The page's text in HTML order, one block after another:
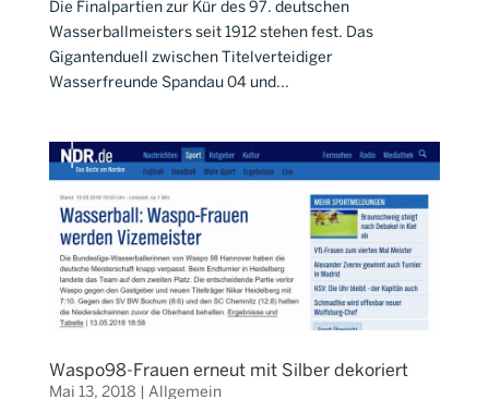
Die Finalpartien zur Kür des 97. deutschen
Wasserballmeisters seit 1912 stehen fest. Das
Gigantenduell zwischen Titelverteidiger
Wasserfreunde Spandau 04 und...
Waspo98-Frauen erneut mit Silber dekoriert
Mai 13, 2018 Allgemein